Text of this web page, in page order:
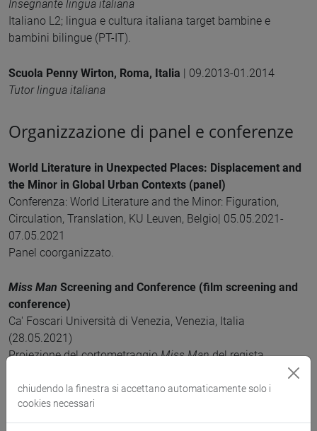
Insegnante lingua italiana
Italiano L2; lingua e cultura italiana target bambine e
bambini bilingue (PT-IT).
Scuola Penny Wirton, Roma, Italia | 09.2013-01.2014
Tutor lingua italiana
Organizzazione di panel e conferenze
World Literature in Unexpected Places: Displacement and
the Minor in Global Urban Contexts (panel)
Conferenza: World Literature and the Minor: Figuration,
Circulation, Translation, KU Leuven, Belgio| 05.05.2021-
07.05.2021
Panel coorganizzato.
Miss Man Screening and Conference (film screening and
conference)
Ca' Foscari Università di Venezia, Venezia, Italia
(28.05.2021)
Proiezione del cortometraggioMiss Mandel regista
l'attore protagonista Arghya Adhikarye e il pubblico in sala.
Ho co-introdotto l'evento e gli ospiti e moderato la
discussione in sala.
chiudendo la finestra si accettano automaticamente solo i
cookies necessari